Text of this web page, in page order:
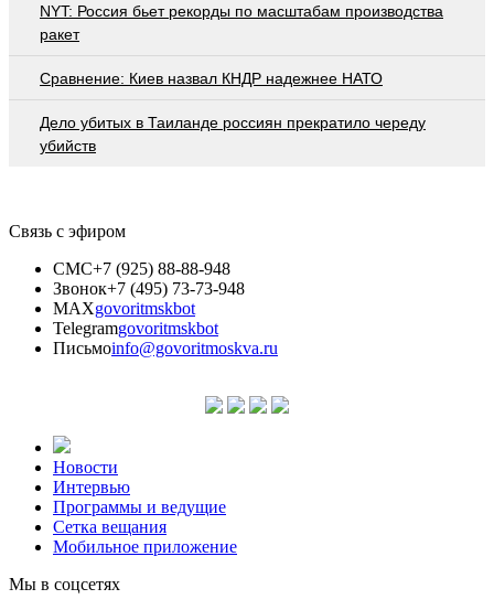
NYT: Россия бьет рекорды по масштабам производства
ракет
Сравнение: Киев назвал КНДР надежнее НАТО
Дело убитых в Таиланде россиян прекратило череду
убийств
Связь с эфиром
СМС+7 (925) 88-88-948
Звонок+7 (495) 73-73-948
MAXgovoritmskbot
Telegramgovoritmskbot
Письмоinfo@govoritmoskva.ru
Новости
Интервью
Программы и ведущие
Сетка вещания
Мобильное приложение
Мы в соцсетях